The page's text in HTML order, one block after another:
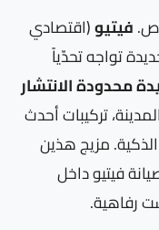
فيتيو(اقتصادي
تواجه تحدّياً
محدودة الانتشار
تركيبات أحدث
مزيج هذين
فيتيو داخل
رفاهية.